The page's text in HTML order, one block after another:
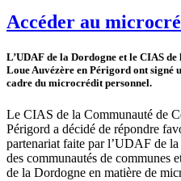
Accéder au
L’UDAF de la Dordogne et le CIAS
Loue Auvézère en Périgord ont signé
cadre du microcrédit personnel.
Le CIAS de la Communauté de
Périgord a décidé de répondre
partenariat faite par l’UDAF de
des communautés de communes
de la Dordogne en matière de